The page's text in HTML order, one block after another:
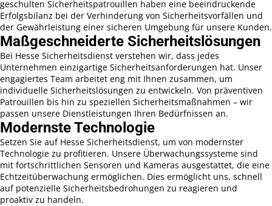
geschulten Sicherheitspatrouillen haben eine beeindruckende
Erfolgsbilanz bei der Verhinderung von Sicherheitsvorfällen und
der Gewährleistung einer sicheren Umgebung für unsere Kunden.
Maßgeschneiderte Sicherheitslösungen
Bei Hesse Sicherheitsdienst verstehen wir, dass jedes
Unternehmen einzigartige Sicherheitsanforderungen hat. Unser
engagiertes Team arbeitet eng mit Ihnen zusammen, um
individuelle Sicherheitslösungen zu entwickeln. Von präventiven
Patrouillen bis hin zu speziellen Sicherheitsmaßnahmen – wir
passen unsere Dienstleistungen Ihren Bedürfnissen an.
Modernste Technologie
Setzen Sie auf Hesse Sicherheitsdienst, um von modernster
Technologie zu profitieren. Unsere Überwachungssysteme sind
mit fortschrittlichen Sensoren und Kameras ausgestattet, die eine
Echtzeitüberwachung ermöglichen. Dies ermöglicht uns, schnell
auf potenzielle Sicherheitsbedrohungen zu reagieren und
proaktiv zu handeln.